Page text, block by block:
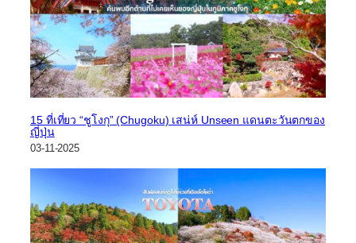
15 ที่เที่ยว “ชูโงกุ” (Chugoku) เสน่ห์ Unseen แดนตะวันตกของ
ญี่ปุ่น
03-11-2025